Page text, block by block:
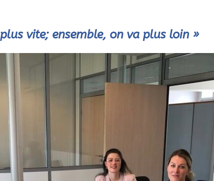
vite; ensemble, on va plus loin »